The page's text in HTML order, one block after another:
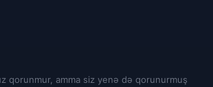
qorunmur, amma siz yenə də qorunurmuş